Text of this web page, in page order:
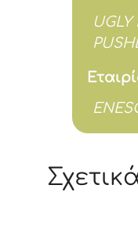
UGLY